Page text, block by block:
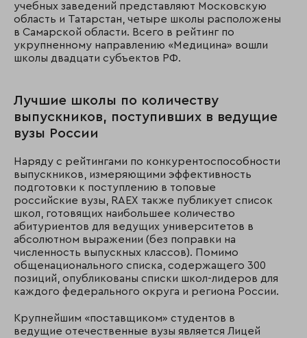
учебных заведений представляют Московскую
область и Татарстан, четыре школы расположены
в Самарской области. Всего в рейтинг по
укрупненному направлению «Медицина» вошли
школы двадцати субъектов РФ.
Лучшие школы по количеству
выпускников, поступивших в ведущие
вузы России
Наряду с рейтингами по конкурентоспособности
выпускников, измеряющими эффективность
подготовки к поступлению в топовые
российские вузы, RAEX также публикует список
школ, готовящих наибольшее количество
абитуриентов для ведущих университетов в
абсолютном выражении (без поправки на
численность выпускных классов). Помимо
общенационального списка, содержащего 300
позиций, опубликованы списки школ-лидеров для
каждого федерального округа и региона России.
Крупнейшим «поставщиком» студентов в
ведущие отечественные вузы является Лицей